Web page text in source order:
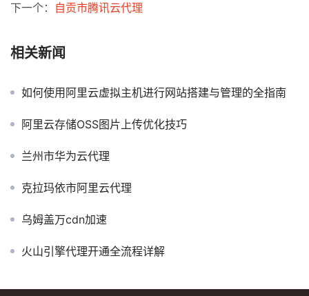
下一个： 自贡市腾讯云代理
相关新闻
如何使用阿里云虚拟主机进行网站搭建与管理的全指南
阿里云存储OSS图片上传优化技巧
兰州市华为云代理
克拉玛依市阿里云代理
乌姆盖万cdn加速
火山引擎代理开通全流程详解